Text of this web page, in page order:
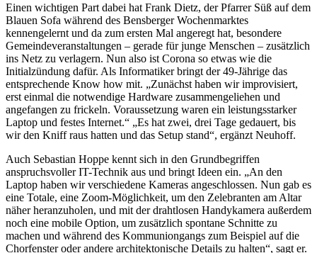
Einen wichtigen Part dabei hat Frank Dietz, der Pfarrer Süß auf dem
Blauen Sofa während des Bensberger Wochenmarktes
kennengelernt und da zum ersten Mal angeregt hat, besondere
Gemeindeveranstaltungen – gerade für junge Menschen – zusätzlich
ins Netz zu verlagern. Nun also ist Corona so etwas wie die
Initialzündung dafür. Als Informatiker bringt der 49-Jährige das
entsprechende Know how mit. „Zunächst haben wir improvisiert,
erst einmal die notwendige Hardware zusammengeliehen und
angefangen zu frickeln. Voraussetzung waren ein leistungsstarker
Laptop und festes Internet.“ „Es hat zwei, drei Tage gedauert, bis
wir den Kniff raus hatten und das Setup stand“, ergänzt Neuhoff.
Auch Sebastian Hoppe kennt sich in den Grundbegriffen
anspruchsvoller IT-Technik aus und bringt Ideen ein. „An den
Laptop haben wir verschiedene Kameras angeschlossen. Nun gab es
eine Totale, eine Zoom-Möglichkeit, um den Zelebranten am Altar
näher heranzuholen, und mit der drahtlosen Handykamera außerdem
noch eine mobile Option, um zusätzlich spontane Schnitte zu
machen und während des Kommuniongangs zum Beispiel auf die
Chorfenster oder andere architektonische Details zu halten“, sagt er.